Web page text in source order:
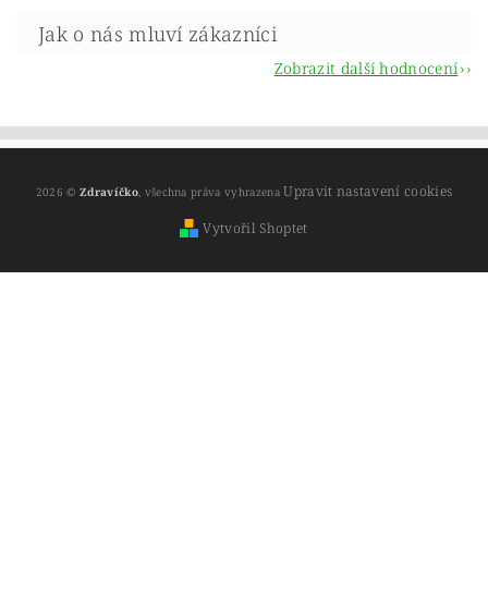
Zobrazit další hodnocení
2026 ©Zdravíčko, všechna práva vyhrazenaUpravit nastavení cookies
Vytvořil Shoptet